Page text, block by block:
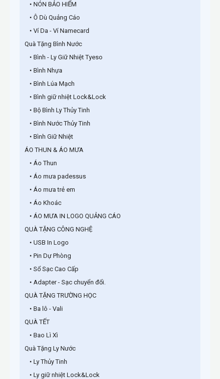
• NÓN BẢO HIỂM
• Ô Dù Quảng Cáo
• Ví Da - Ví Namecard
Quà Tặng Bình Nước
• Bình - Ly Giữ Nhiệt Tyeso
• Bình Nhựa
• Bình Lúa Mạch
• Bình giữ nhiệt Lock&Lock
• Bộ Bình Ly Thủy Tinh
• Bình Nước Thủy Tinh
• Bình Giữ Nhiệt
ÁO THUN & ÁO MƯA
• Áo Thun
• Áo mưa padessus
• Áo mưa trẻ em
• Áo Khoác
• ÁO MƯA IN LOGO QUẢNG CÁO
QUÀ TẶNG CÔNG NGHỆ
• USB In Logo
• Pin Dự Phòng
• Sổ Sạc Cao Cấp
• Adapter - Sạc chuyển đổi.
QUÀ TẶNG TRƯỜNG HỌC
• Ba lô - Vali
QUÀ TẾT
• Bao Lì Xì
Quà Tặng Ly Nước
• Ly Thủy Tinh
• Ly giữ nhiệt Lock&Lock